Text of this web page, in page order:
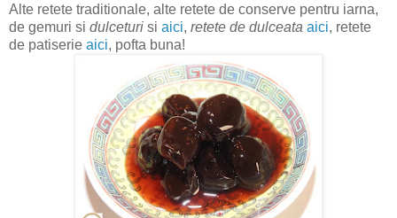
Alte retete traditionale, alte retete de conserve pentru iarna,
de gemuri si dulceturi si aici, retete de dulceata aici, retete
de patiserie aici, pofta buna!